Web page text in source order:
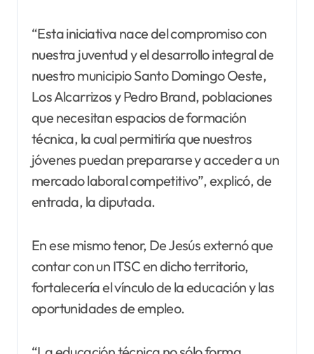
“Esta iniciativa nace del compromiso con
nuestra juventud y el desarrollo integral de
nuestro municipio Santo Domingo Oeste,
Los Alcarrizos y Pedro Brand, poblaciones
que necesitan espacios de formación
técnica, la cual permitiría que nuestros
jóvenes puedan prepararse y acceder a un
mercado laboral competitivo”, explicó, de
entrada, la diputada.
En ese mismo tenor, De Jesús externó que
contar con un ITSC en dicho territorio,
fortalecería el vínculo de la educación y las
oportunidades de empleo.